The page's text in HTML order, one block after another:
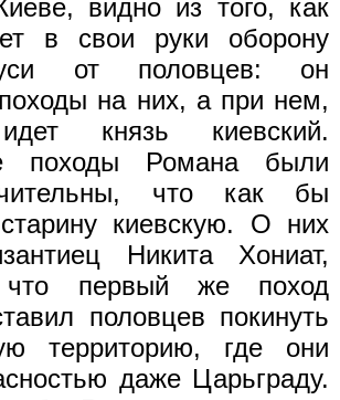
видно из того, как
в свои руки оборону
от половцев: он
на них, а при нем,
князь киевский.
походы Романа были
что как бы
киевскую. О них
Никита Хониат,
что первый же поход
половцев покинуть
территорию, где они
даже Царьграду.